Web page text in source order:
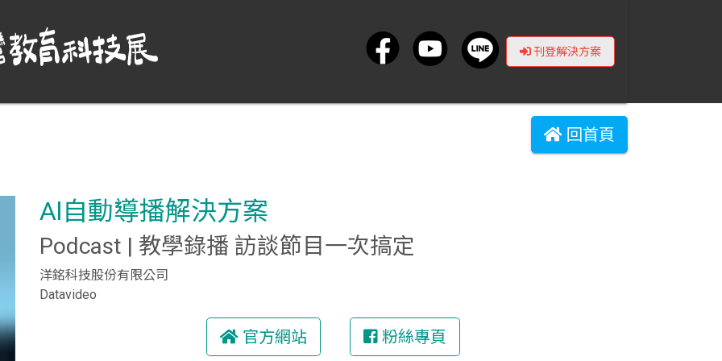
刊登解決方案
回首頁
Al自動導播解決方案
Podcast | 教學錄播 訪談節目一次搞定
洋銘科技股份有限公司
Datavideo
官方網站 粉絲專頁